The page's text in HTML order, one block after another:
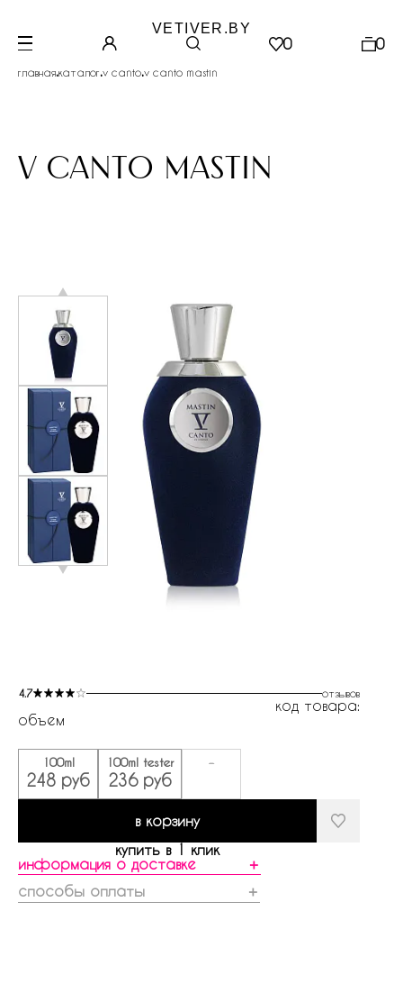
VETIVER.BY
0 0
главная.каталог.v canto.v canto mastin
v canto mastin
4.7 отзывов
код товара:
объем
100ml
248 руб
100ml tester
236 руб
-
в корзину
купить в 1 клик
информация о доставке
＋
способы оплаты
＋